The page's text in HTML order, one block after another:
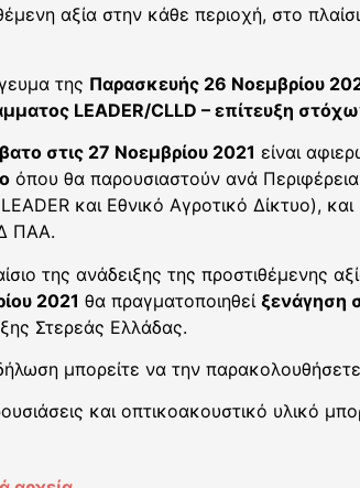
αξία στην κάθε περιοχή, στο
της Παρασκευής 26 Νοεμβρίου
LEADER/CLLD – επίτευξη
στις 27 Νοεμβρίου 2021 είναι
όπου θα παρουσιαστούν ανά
και Εθνικό Αγροτικό Δίκτυο),
ΠΑΑ.
της ανάδειξης της προστιθέμενης
2021 θα πραγματοποιηθεί ξενάγηση
Στερεάς Ελλάδας.
μπορείτε να την
και οπτικοακουστικό υλικό